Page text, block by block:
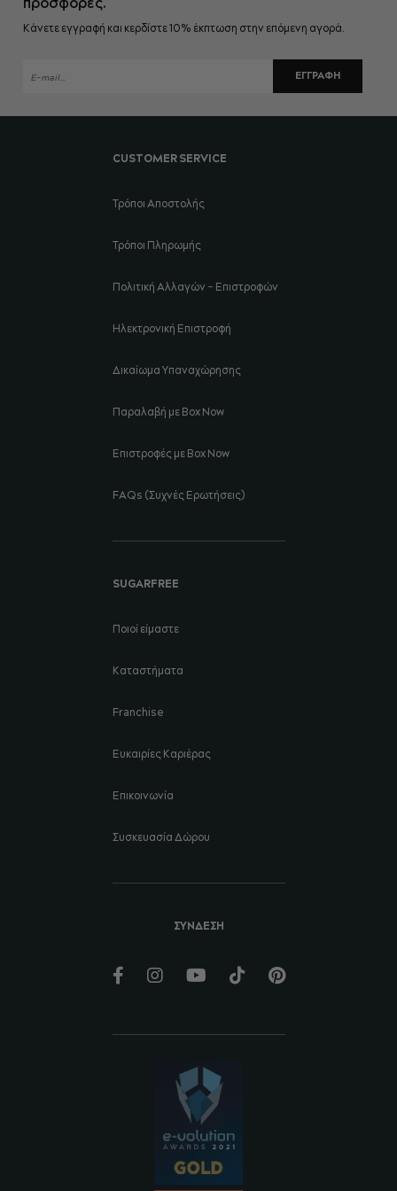
CUSTOMER SERVICE
Τρόποι Αποστολής
Τρόποι Πληρωμής
Πολιτική Αλλαγών - Επιστροφών
Ηλεκτρονική Επιστροφή
Δικαίωμα Υπαναχώρησης
Παραλαβή με Box Now
Επιστροφές με Box Now
FAQs (Συχνές Ερωτήσεις)
SUGARFREE
Ποιοί είμαστε
Καταστήματα
Franchise
Ευκαιρίες Καριέρας
Επικοινωνία
Συσκευασία Δώρου
ΣΥΝΔΕΣΗ
Κάνετε εγγραφή και κερδίστε 10% έκπτωση στην επόμενη αγορά.
ΕΓΓΡΑΦΉ